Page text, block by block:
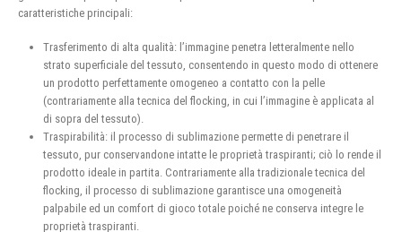
caratteristiche principali:
Trasferimento di alta qualità: l’immagine penetra letteralmente nello
strato superficiale del tessuto, consentendo in questo modo di ottenere
un prodotto perfettamente omogeneo a contatto con la pelle
(contrariamente alla tecnica del flocking, in cui l’immagine è applicata al
di sopra del tessuto).
Traspirabilità: il processo di sublimazione permette di penetrare il
tessuto, pur conservandone intatte le proprietà traspiranti; ciò lo rende il
prodotto ideale in partita. Contrariamente alla tradizionale tecnica del
flocking, il processo di sublimazione garantisce una omogeneità
palpabile ed un comfort di gioco totale poiché ne conserva integre le
proprietà traspiranti.